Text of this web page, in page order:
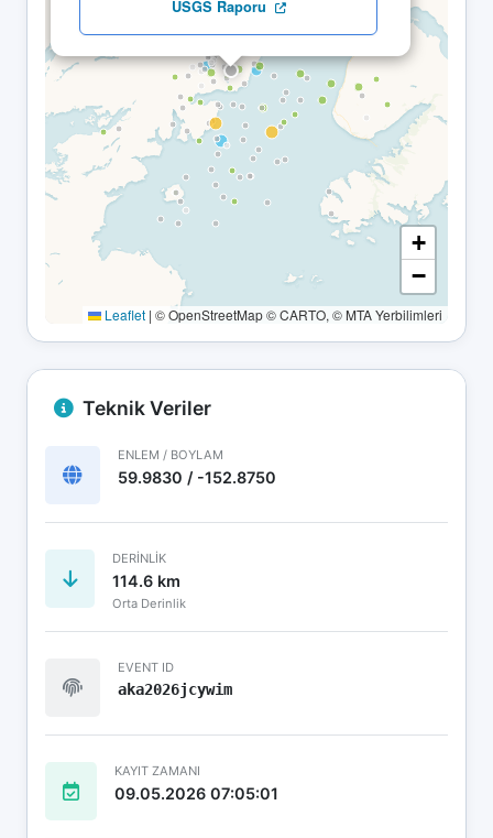
USGS Raporu
+
−
Leaflet | © OpenStreetMap © CARTO, © MTA Yerbilimleri
Teknik Veriler
ENLEM / BOYLAM
59.9830 / -152.8750
DERINLIK
114.6 km
Orta Derinlik
EVENT ID
aka2026jcywim
KAYIT ZAMANI
09.05.2026 07:05:01